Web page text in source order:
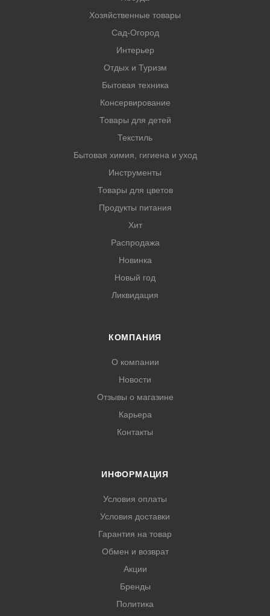
Хозяйственные товары
Сад-Огород
Интерьер
Отдых и Туризм
Бытовая техника
Консервирование
Товары для детей
Текстиль
Бытовая химия, гигиена и уход
Инструменты
Товары для цветов
Продукты питания
Хит
Распродажа
Новинка
Новый год
Ликвидация
КОМПАНИЯ
О компании
Новости
Отзывы о магазине
Карьера
Контакты
ИНФОРМАЦИЯ
Условия оплаты
Условия доставки
Гарантия на товар
Обмен и возврат
Акции
Бренды
Политика